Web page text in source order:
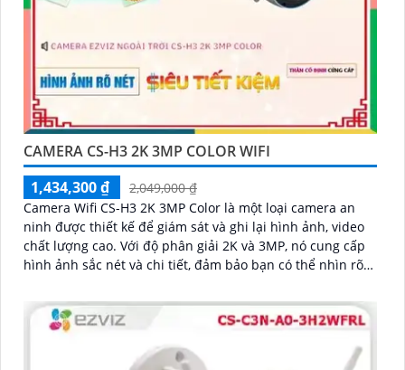
CAMERA CS-H3 2K 3MP COLOR WIFI
1,434,300 ₫
2,049,000 ₫
Camera Wifi CS-H3 2K 3MP Color là một loại camera an
ninh được thiết kế để giám sát và ghi lại hình ảnh, video
chất lượng cao. Với độ phân giải 2K và 3MP, nó cung cấp
hình ảnh sắc nét và chi tiết, đảm bảo bạn có thể nhìn rõ